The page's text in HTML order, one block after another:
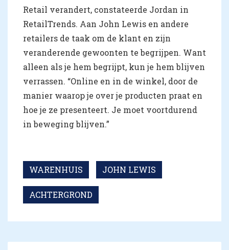
Retail verandert, constateerde Jordan in
RetailTrends. Aan John Lewis en andere
retailers de taak om de klant en zijn
veranderende gewoonten te begrijpen. Want
alleen als je hem begrijpt, kun je hem blijven
verrassen. “Online en in de winkel, door de
manier waarop je over je producten praat en
hoe je ze presenteert. Je moet voortdurend
in beweging blijven.”
WARENHUIS JOHN LEWIS
ACHTERGROND